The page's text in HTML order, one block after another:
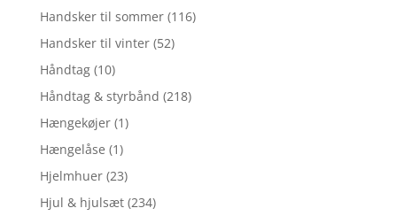
Handsker til sommer (116)
Handsker til vinter (52)
Håndtag (10)
Håndtag & styrbånd (218)
Hængekøjer (1)
Hængelåse (1)
Hjelmhuer (23)
Hjul & hjulsæt (234)